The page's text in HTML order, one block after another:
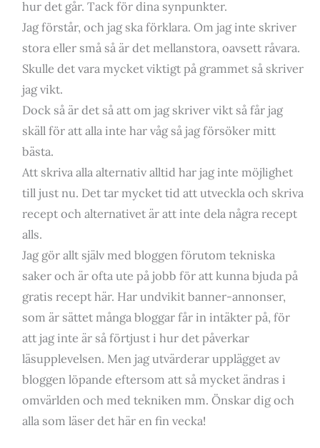
hur det går. Tack för dina synpunkter.
Jag förstår, och jag ska förklara. Om jag inte skriver
stora eller små så är det mellanstora, oavsett råvara.
Skulle det vara mycket viktigt på grammet så skriver
jag vikt.
Dock så är det så att om jag skriver vikt så får jag
skäll för att alla inte har våg så jag försöker mitt
bästa.
Att skriva alla alternativ alltid har jag inte möjlighet
till just nu. Det tar mycket tid att utveckla och skriva
recept och alternativet är att inte dela några recept
alls.
Jag gör allt själv med bloggen förutom tekniska
saker och är ofta ute på jobb för att kunna bjuda på
gratis recept här. Har undvikit banner-annonser,
som är sättet många bloggar får in intäkter på, för
att jag inte är så förtjust i hur det påverkar
läsupplevelsen. Men jag utvärderar upplägget av
bloggen löpande eftersom att så mycket ändras i
omvärlden och med tekniken mm. Önskar dig och
alla som läser det här en fin vecka!